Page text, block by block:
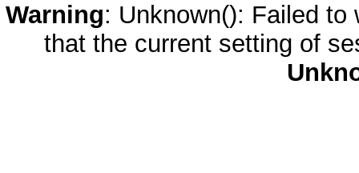
Warning: Unknown(): Failed
that the current setting of